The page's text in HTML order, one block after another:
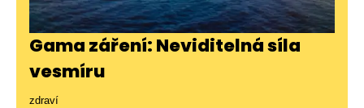
Gama záření: Neviditelná síla
vesmíru
zdraví